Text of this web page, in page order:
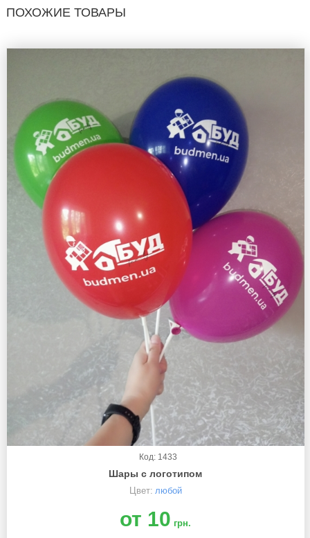
ПОХОЖИЕ ТОВАРЫ
Код: 1433
Шары с логотипом
Цвет: любой
от 10 грн.